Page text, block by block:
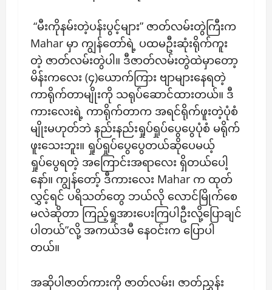
“မီးကိုနမ်းတဲ့ပန်းပွင့်များ” ဇာတ်လမ်းတွဲကြီးက
Mahar မှာ ကျွန်တော်ရဲ့ ပထမဦးဆုံးရိုက်ကူး
တဲ့ ဇာတ်လမ်းတွဲပါ။ ဒီဇာတ်လမ်းတွဲထဲမှာတော့
မိန်းကလေး ‌(၄)ယောက်ကြား ဗျာများနေရတဲ့
ကာရိုက်တာမျိုးကို သရုပ်ဆောင်ထားတယ်။ ဒီ
ကားလေးရဲ့ ကာရိုက်တာက အရင်ရိုက်ဖူးတဲ့ပုံစံ
မျိုးမဟုတ်ဘဲ နည်းနည်းရှုပ်ရှုပ်ပွေပွေပုံစံ မရိုက်
ဖူးသေးဘူး။ ရှုပ်ရှုပ်‌ပွေပွေတယ်ဆိုပေမယ့်
ရှုပ်ပွေရတဲ့ အကြောင်းအရာလေး ရှိတယ်ပေါ့
နော်။ ကျွန်တော့် ဒီကားလေး Mahar က ထုတ်
လွှင့်ရင် ပရိသတ်တွေ ဘယ်လို လောင်မြိုက်စေ
မလဲဆိုတာ ကြည့်ရှုအားပေးကြပါဦးလို့ပြောချင်
ပါတယ်”လို့ အကယ်ဒမီ နေဝင်းက ပြောပါ
တယ်။
အဆိုပါဇာတ်ကားကို ဇာတ်လမ်း၊ ဇာတ်ညွှန်း